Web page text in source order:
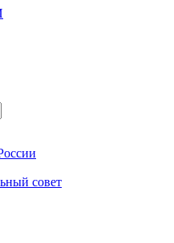
совет